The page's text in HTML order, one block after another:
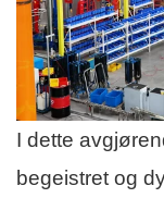
I dette
begeistret og